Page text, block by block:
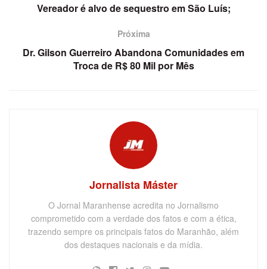
Vereador é alvo de sequestro em São Luís;
Próxima
Dr. Gilson Guerreiro Abandona Comunidades em
Troca de R$ 80 Mil por Mês
Jornalista Máster
O Jornal Maranhense acredita no Jornalismo
comprometido com a verdade dos fatos e com a ética,
trazendo sempre os principais fatos do Maranhão, além
dos destaques nacionais e da mídia.